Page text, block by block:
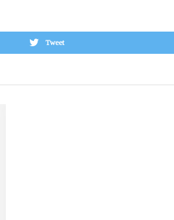
Tweet